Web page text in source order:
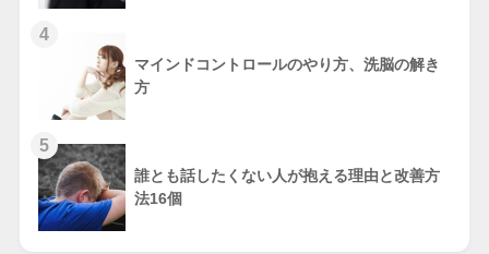
4
マインドコントロールのやり方、洗脳の解き
方
5
誰とも話したくない人が抱える理由と改善方
法16個